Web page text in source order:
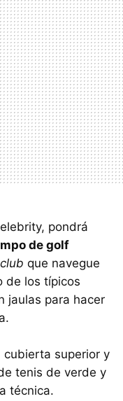
pondrá
de golf
que navegue
de los típicos
jaulas para hacer
superior y
tenis de verde y
técnica.